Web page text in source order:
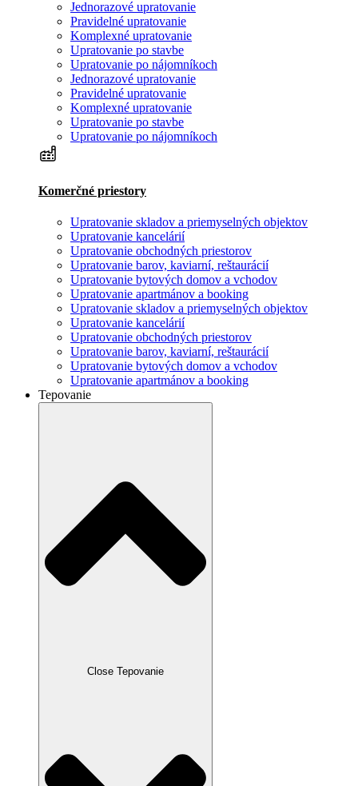
Jednorazové upratovanie
Pravidelné upratovanie
Komplexné upratovanie
Upratovanie po stavbe
Upratovanie po nájomníkoch
Jednorazové upratovanie
Pravidelné upratovanie
Komplexné upratovanie
Upratovanie po stavbe
Upratovanie po nájomníkoch
Komerčné priestory
Upratovanie skladov a priemyselných objektov
Upratovanie kancelárií
Upratovanie obchodných priestorov
Upratovanie barov, kaviarní, reštaurácií
Upratovanie bytových domov a vchodov
Upratovanie apartmánov a booking
Upratovanie skladov a priemyselných objektov
Upratovanie kancelárií
Upratovanie obchodných priestorov
Upratovanie barov, kaviarní, reštaurácií
Upratovanie bytových domov a vchodov
Upratovanie apartmánov a booking
Tepovanie
Close Tepovanie